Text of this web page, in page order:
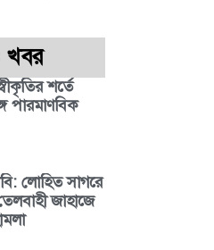
খবর
শর্তে
পারমাণবিক
লোহিত সাগরে
জাহাজে